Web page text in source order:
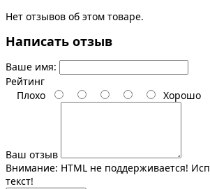
Нет отзывов об этом товаре.
Написать отзыв
Ваше имя:
Рейтинг
Плохо
Хорошо
Ваш отзыв
Внимание: HTML не поддерживается!
текст!